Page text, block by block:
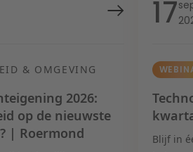
& OMGEVING
2026:
op de nieuwste
| Roermond
17
Blijf in